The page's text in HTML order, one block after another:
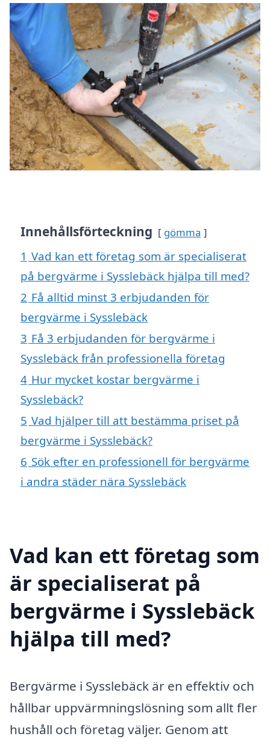
Innehållsförteckning gömma
1 Vad kan ett företag som är specialiserat
på bergvärme i Sysslebäck hjälpa till med?
2 Få alltid minst 3 erbjudanden för
bergvärme i Sysslebäck
3 Få 3 erbjudanden för bergvärme i
Sysslebäck från professionella företag
4 Hur mycket kostar bergvärme i
Sysslebäck?
5 Vad hjälper till att bestämma priset på
bergvärme i Sysslebäck?
6 Sök efter en professionell för bergvärme
i andra städer nära Sysslebäck
Vad kan ett företag som
är specialiserat på
bergvärme i Sysslebäck
hjälpa till med?
Bergvärme i Sysslebäck är en effektiv och
hållbar uppvärmningslösning som allt fler
hushåll och företag väljer. Genom att